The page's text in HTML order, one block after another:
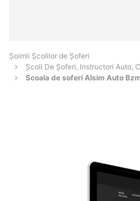
Şoimii Școlilor de Șoferi
Școli De Șoferi, Instructori Auto,
Scoala de soferi Alsim Auto